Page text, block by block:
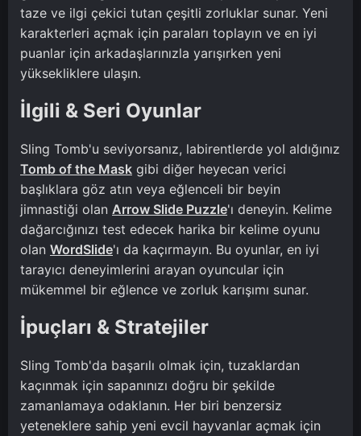
taze ve ilgi çekici tutan çeşitli zorluklar sunar. Yeni
karakterleri açmak için paraları toplayın ve en iyi
puanlar için arkadaşlarınızla yarışırken yeni
yüksekliklere ulaşın.
İlgili & Seri Oyunlar
Sling Tomb'u seviyorsanız, labirentlerde yol aldığınız
Tomb of the Mask gibi diğer heyecan verici
başlıklara göz atın veya eğlenceli bir beyin
jimnastiği olan Arrow Slide Puzzle'ı deneyin. Kelime
dağarcığınızı test edecek harika bir kelime oyunu
olan WordSlide'ı da kaçırmayın. Bu oyunlar, en iyi
tarayıcı deneyimlerini arayan oyuncular için
mükemmel bir eğlence ve zorluk karışımı sunar.
İpuçları & Stratejiler
Sling Tomb'da başarılı olmak için, tuzaklardan
kaçınmak için sapanınızı doğru bir şekilde
zamanlamaya odaklanın. Her biri benzersiz
yeteneklere sahip yeni evcil hayvanlar açmak için